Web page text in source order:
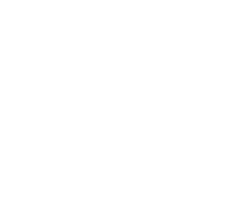
contenuti.
disponibili su
il diritto di ricevere
Software non appena
funzionalità e